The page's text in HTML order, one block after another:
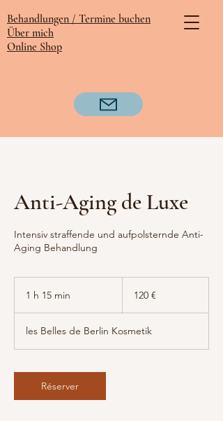
Behandlungen / Termine buchen
Über mich
Online Shop
Anti-Aging de Luxe
Intensiv straffende und aufpolsternde Anti-
Aging Behandlung
1 h 15 min
m
i
120 €
les Belles de Berlin Kosmetik
Réserver